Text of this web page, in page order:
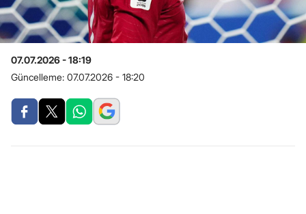
07.07.2026 - 18:19
Güncelleme: 07.07.2026 - 18:20